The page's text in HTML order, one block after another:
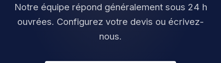
Notre équipe répond généralement sous 24 h
ouvrées. Configurez votre devis ou écrivez-
nous.